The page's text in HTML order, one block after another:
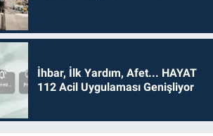
İhbar, İlk Yardım, Afet... HAYAT
112 Acil Uygulaması Genişliyor